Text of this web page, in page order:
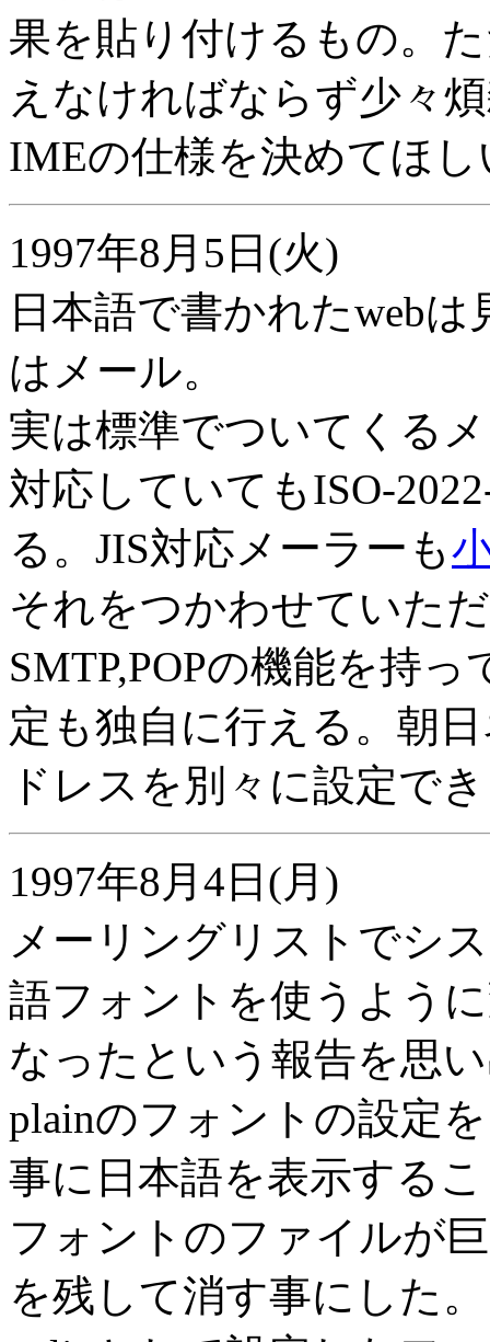
果を貼り付けるもの。
えなければならず少々
IMEの仕様を決めてほ
1997年8月5日(火)
日本語で書かれたweb
はメール。
実は標準でついてくる
対応していてもISO-
る。JIS対応メーラーも
それをつかわせていた
SMTP,POPの機能を持
定も独自に行える。朝
ドレスを別々に設定で
1997年8月4日(月)
メーリングリストでシ
語フォントを使うよう
なったという報告を思
plainのフォントの設定
事に日本語を表示する
フォントのファイルが
を残して消す事にした